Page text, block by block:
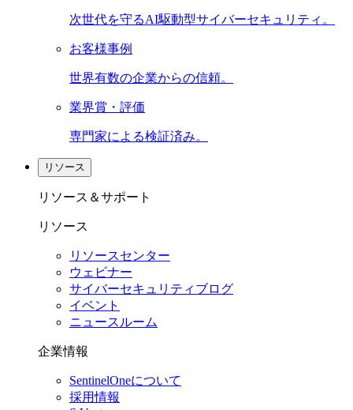
次世代を守るAI駆動型サイバーセキュリティ。
お客様事例
世界有数の企業からの信頼。
業界賞・評価
専門家による検証済み。
リソース
リソース＆サポート
リソース
リソースセンター
ウェビナー
サイバーセキュリティブログ
イベント
ニュースルーム
企業情報
SentinelOneについて
採用情報